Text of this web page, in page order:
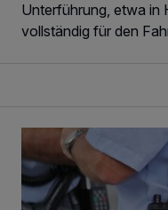
Unterführung, etwa in
vollständig für den
Motorrad-Diebe